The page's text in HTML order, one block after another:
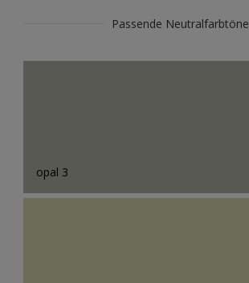
Passende Neutralfarbtöne
opal 3